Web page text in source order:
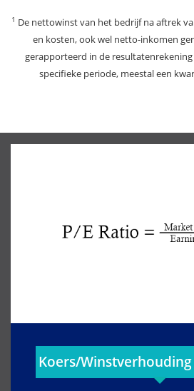
1 De nettowinst van het bedrijf na aftrek
en kosten, ook wel netto-inkomen
gerapporteerd in de
specifieke periode, meestal een
Koers/